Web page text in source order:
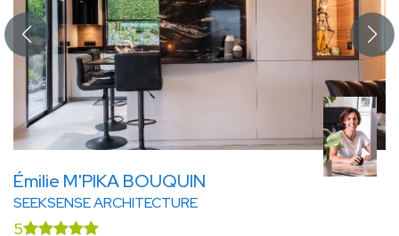
Émilie M'PIKA BOUQUIN
SEEKSENSE ARCHITECTURE
5